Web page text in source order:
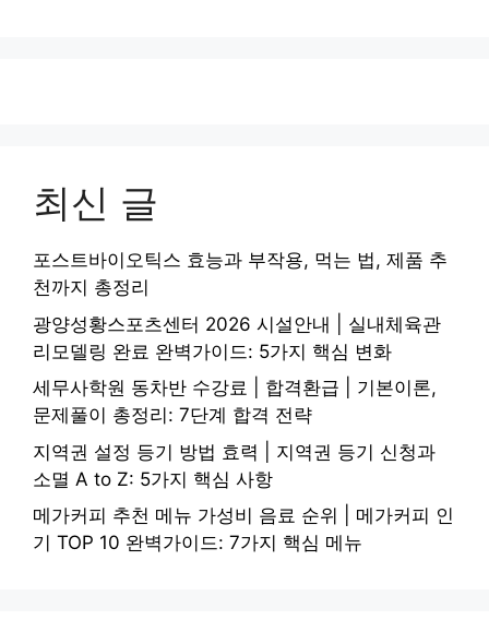
최신 글
포스트바이오틱스 효능과 부작용, 먹는 법, 제품 추
천까지 총정리
광양성황스포츠센터 2026 시설안내 | 실내체육관
리모델링 완료 완벽가이드: 5가지 핵심 변화
세무사학원 동차반 수강료 | 합격환급 | 기본이론,
문제풀이 총정리: 7단계 합격 전략
지역권 설정 등기 방법 효력 | 지역권 등기 신청과
소멸 A to Z: 5가지 핵심 사항
메가커피 추천 메뉴 가성비 음료 순위 | 메가커피 인
기 TOP 10 완벽가이드: 7가지 핵심 메뉴